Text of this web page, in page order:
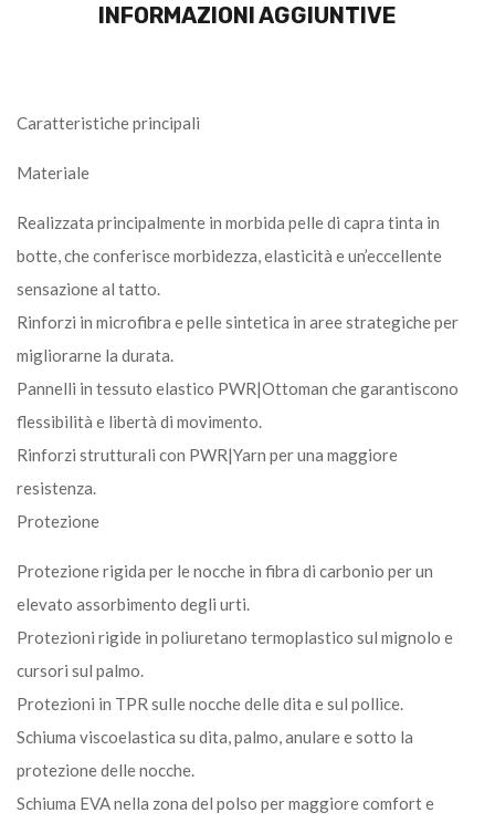
INFORMAZIONI AGGIUNTIVE
Caratteristiche principali
Materiale
Realizzata principalmente in morbida pelle di capra tinta in
botte, che conferisce morbidezza, elasticità e un’eccellente
sensazione al tatto.
Rinforzi in microfibra e pelle sintetica in aree strategiche per
migliorarne la durata.
Pannelli in tessuto elastico PWR|Ottoman che garantiscono
flessibilità e libertà di movimento.
Rinforzi strutturali con PWR|Yarn per una maggiore
resistenza.
Protezione
Protezione rigida per le nocche in fibra di carbonio per un
elevato assorbimento degli urti.
Protezioni rigide in poliuretano termoplastico sul mignolo e
cursori sul palmo.
Protezioni in TPR sulle nocche delle dita e sul pollice.
Schiuma viscoelastica su dita, palmo, anulare e sotto la
protezione delle nocche.
Schiuma EVA nella zona del polso per maggiore comfort e